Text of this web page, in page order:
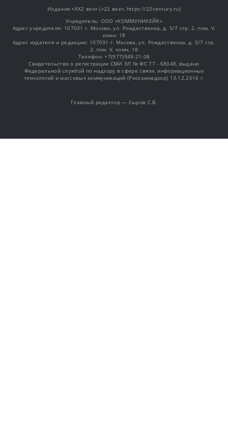
Издание «XX2 век» («22 век», https://22century.ru)
Учредитель: OOO «КОММУНИКЕЙК»
Адрес учредителя: 107031 г. Москва, ул. Рождественка, д. 5/7 стр. 2, пом. V,
комн. 18
Адрес издателя и редакции: 107031 г. Москва, ул. Рождественка, д. 5/7 стр.
2, пом. V, комн. 18
Телефон: +7(977)948-21-08
Свидетельство о регистрации СМИ ЭЛ № ФС 77 - 68048, выдано
Федеральной службой по надзору в сфере связи, информационных
технологий и массовых коммуникаций (Роскомнадзор) 13.12.2016 г.
Главный редактор — Сыров С.В.